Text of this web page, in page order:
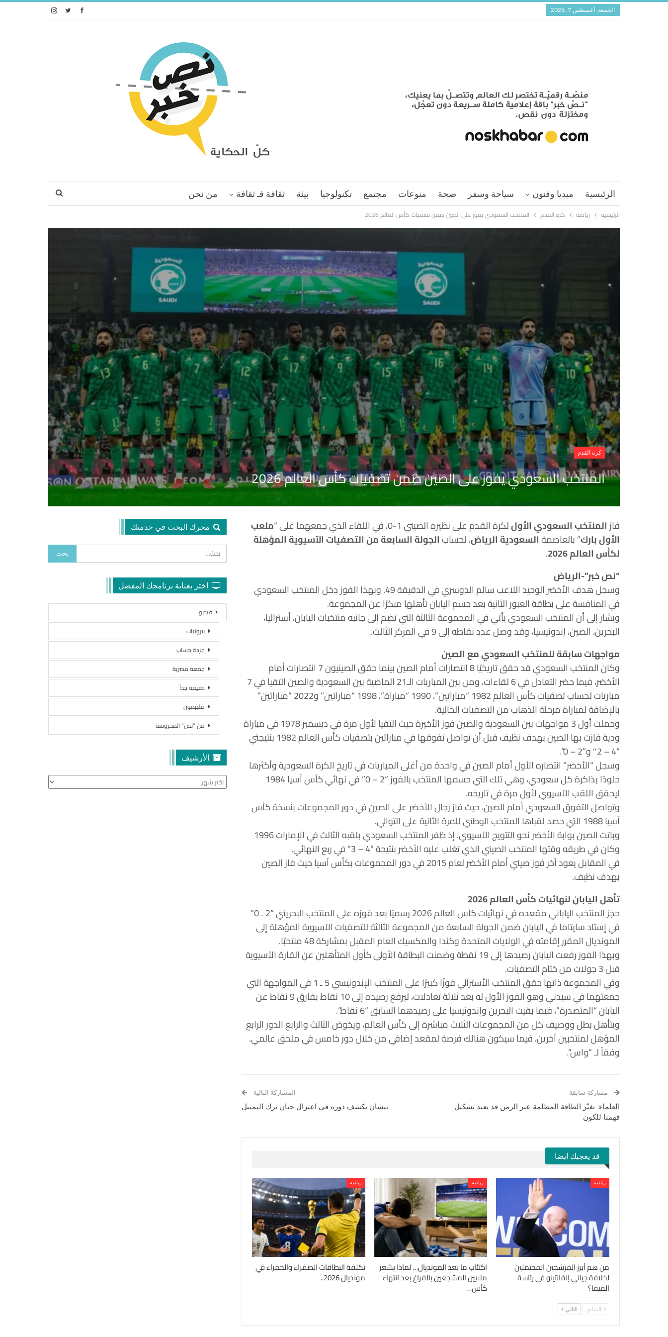
الجمعة, أغسطس 7, 2026
الرئيسية ميديا وفنون سياحة وسفر صحة منوعات مجتمع تكنولوجيا بيئة ثقافة فـ ثقافة
من نحن
الرئيسية
رياضة كرة القدم المنتخب السعودي يفوز على الصين ضمن تصفيات كأس العالم 2026
كرة القدم
المنتخب السعودي يفوز على الصين ضمن تصفيات كأس العالم 2026
فازالمنتخب السعودي الأوللكرة القدم على نظيره الصيني 1-0، في اللقاء الذي جمعهما على “
ملعب
الأول بارك” بالعاصمةالسعودية الرياض، لحسابالجولة السابعة من التصفيات الآسيوية المؤهلة
لكأس العالم 2026
.
“نص خبر”-الرياض
وسجل هدف الأخضر الوحيد اللاعب سالم الدوسري في الدقيقة 49. وبهذا الفوز دخل المنتخب السعودي
في المنافسة على بطاقة العبور الثانية بعد حسم اليابان تأهلها مبكرًا عن المجموعة.
ويشار إلى أن المنتخب السعودي يأتي في المجموعة الثالثة التي تضم إلى جانبه منتخبات اليابان، أستراليا،
البحرين، الصين، إندونيسيا، وقد وصل عدد نقاطه إلى 9 في المركز الثالث.
مواجهات سابقة للمنتخب السعودي مع الصين
وكان المنتخب السعودي قد حقق تاريخيًا 8 انتصارات أمام الصين بينما حقق الصينيون 7 انتصارات أمام
الأخضر، فيما حضر التعادل في 6 لقاءات، ومن بين المباريات الـ21 الماضية بين السعودية والصين التقيا في 7
مباريات لحساب تصفيات كأس العالم 1982 “مباراتين”، 1990 “مباراة”، 1998 “مباراتين” و2022 “مباراتين”
بالإضافة لمباراة مرحلة الذهاب من التصفيات الحالية.
وحملت أول 3 مواجهات بين السعودية والصين فوز الأخيرة حيث التقيا لأول مرة في ديسمبر 1978 في مباراة
ودية فازت بها الصين بهدف نظيف قبل أن تواصل تفوقها في مباراتين بتصفيات كأس العالم 1982 بنتيجتي
“4 – 2″ و”2 – 0”.
وسجل “الأخضر” انتصاره الأول أمام الصين في واحدة من أغلى المباريات في تاريخ الكرة السعودية وأكثرها
خلودًا بذاكرة كل سعودي، وهي تلك التي حسمها المنتخب بالفوز “2 – 0” في نهائي كأس آسيا 1984
ليحقق اللقب الآسيوي لأول مرة في تاريخه.
وتواصل التفوق السعودي أمام الصين، حيث فاز رجال الأخضر على الصين في دور المجموعات بنسخة كأس
آسيا 1988 التي حصد لقباها المنتخب الوطني للمرة الثانية على التوالي.
وباتت الصين بوابة الأخضر نحو التتويج الآسيوي، إذ ظفر المنتخب السعودي بلقبه الثالث في الإمارات 1996
وكان في طريقه وقتها المنتخب الصيني الذي تغلب عليه الأخضر بنتيجة “4 – 3” في ربع النهائي.
في المقابل يعود آخر فوز صيني أمام الأخضر لعام 2015 في دور المجموعات بكأس آسيا حيث فاز الصين
بهدف نظيف.
تأهل اليابان لنهائيات كأس العالم 2026
حجز المنتخب الياباني مقعده في نهائيات كأس العالم 2026 رسميًا بعد فوزه على المنتخب البحريني “2 ـ 0”
في إستاد سايتاما في اليابان ضمن الجولة السابعة من المجموعة الثالثة للتصفيات الآسيوية المؤهلة إلى
المونديال المقرر إقامته في الولايات المتحدة وكندا والمكسيك العام المقبل بمشاركة 48 منتخبًا.
وبهذا الفوز رفعت اليابان رصيدها إلى 19 نقطة وضمنت البطاقة الأولى كأول المتأهلين عن القارة الآسيوية
قبل 3 جولات من ختام التصفيات.
وفي المجموعة ذاتها حقق المنتخب الأسترالي فوزًا كبيرًا على المنتخب الإندونيسي 5 ـ 1 في المواجهة التي
جمعتهما في سيدني وهو الفوز الأول له بعد ثلاثة تعادلات، ليرفع رصيده إلى 10 نقاط بفارق 9 نقاط عن
اليابان “المتصدرة”، فيما بقيت البحرين وإندونيسيا على رصيدهما السابق “6 نقاط”.
ويتأهل بطل ووصيف كل من المجموعات الثلاث مباشرة إلى كأس العالم، ويخوض الثالث والرابع الدور الرابع
المؤهل لمنتخبين آخرين، فيما سيكون هنالك فرصة لمقعد إضافي من خلال دور خامس في ملحق عالمي.
وفقاً لـ “واس”.
مشاركة سابقة
العلماء: تغيّر الطاقة المظلمة عبر الزمن قد يعيد تشكيل
فهمنا للكون
المشاركة التالية
نيشان يكشف دوره في اعتزال حنان ترك التمثيل
قد يعجبك ايضا
رياضة
من هم أبرز المرشحين المحتملين
لخلافة جياني إنفانتينو في رئاسة
الفيفا؟
رياضة
اكتئاب ما بعد المونديال… لماذا يشعر
ملايين المشجعين بالفراغ بعد انتهاء
كأس…
رياضة
تكلفة البطاقات الصفراء والحمراء في
مونديال 2026..
السابق التالي
محرك البحث في خدمتك
اختر بعناية برنامجك المفضل
فيديو
بيروتيات
جردة حساب
جمعة مصرية
دقيقة جداً
ملهمون
من “نص” المحروسة
الأرشيف
الأرشيف